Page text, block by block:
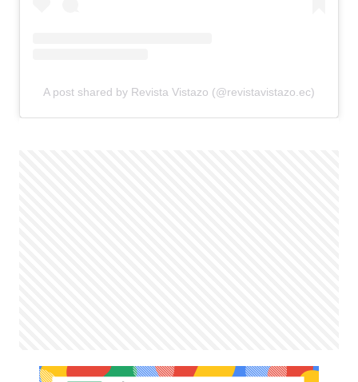
A post shared by Revista Vistazo (@revistavistazo.ec)